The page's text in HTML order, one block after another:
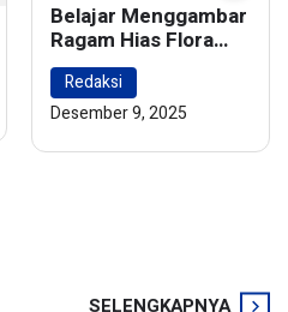
Belajar Menggambar
Ragam Hias Flora
dan Fauna:
Menghidupkan
Keindahan Alam
Redaksi
Desember 9, 2025
SELENGKAPNYA